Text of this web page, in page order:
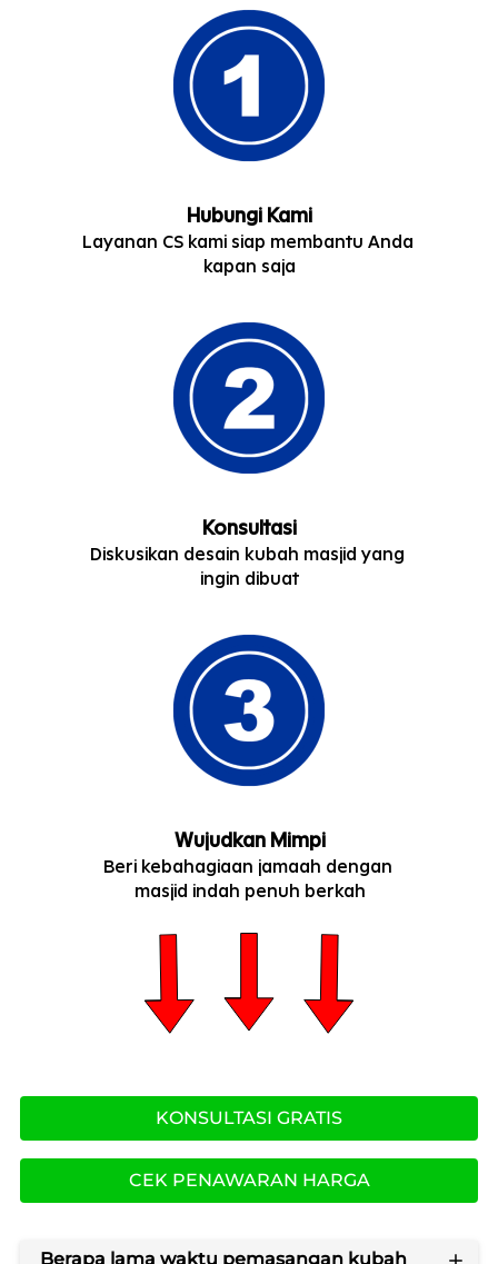
Hubungi Kami
Layanan CS kami siap membantu Anda
kapan saja
Konsultasi
Diskusikan desain kubah masjid yang
ingin dibuat
Wujudkan Mimpi
Beri kebahagiaan jamaah dengan
masjid indah penuh berkah
`
KONSULTASI GRATIS
`
CEK PENAWARAN HARGA
Berapa lama waktu pemasangan kubah